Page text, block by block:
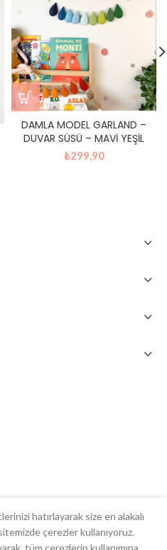
DAMLA MODEL GARLAND –
DUVAR SÜSÜ – MAVİ YEŞİL
₺299,90
All rights reserved
hatırlayarak size en alakalı
çerezler kullanıyoruz.
tüm çerezlerin kullanımına